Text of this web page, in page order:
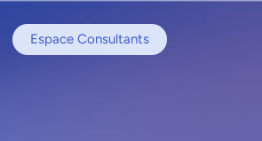
Espace Consultants